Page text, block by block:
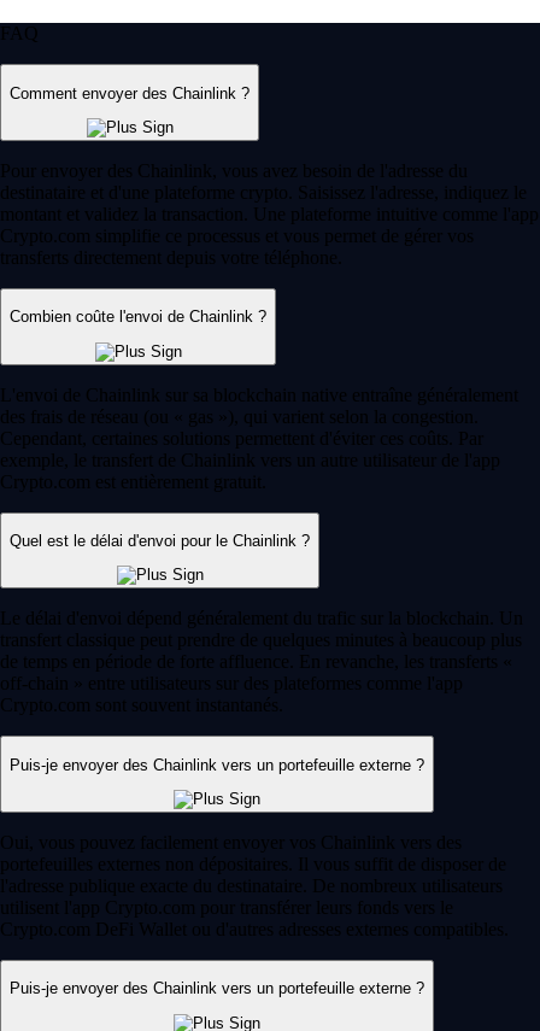
FAQ
Comment envoyer des Chainlink ?
Pour envoyer des Chainlink, vous avez besoin de l'adresse du
destinataire et d'une plateforme crypto. Saisissez l'adresse, indiquez le
montant et validez la transaction. Une plateforme intuitive comme l'app
Crypto.com simplifie ce processus et vous permet de gérer vos
transferts directement depuis votre téléphone.
Combien coûte l'envoi de Chainlink ?
L'envoi de Chainlink sur sa blockchain native entraîne généralement
des frais de réseau (ou « gas »), qui varient selon la congestion.
Cependant, certaines solutions permettent d'éviter ces coûts. Par
exemple, le transfert de Chainlink vers un autre utilisateur de l'app
Crypto.com est entièrement gratuit.
Quel est le délai d'envoi pour le Chainlink ?
Le délai d'envoi dépend généralement du trafic sur la blockchain. Un
transfert classique peut prendre de quelques minutes à beaucoup plus
de temps en période de forte affluence. En revanche, les transferts «
off-chain » entre utilisateurs sur des plateformes comme l'app
Crypto.com sont souvent instantanés.
Puis-je envoyer des Chainlink vers un portefeuille externe ?
Oui, vous pouvez facilement envoyer vos Chainlink vers des
portefeuilles externes non dépositaires. Il vous suffit de disposer de
l'adresse publique exacte du destinataire. De nombreux utilisateurs
utilisent l'app Crypto.com pour transférer leurs fonds vers le
Crypto.com DeFi Wallet ou d'autres adresses externes compatibles.
Puis-je envoyer des Chainlink vers un portefeuille externe ?